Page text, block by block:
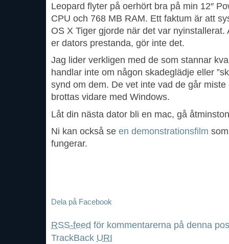
Leopard flyter på oerhört bra på min 12″
CPU och 768 MB RAM. Ett faktum är att
OS X Tiger gjorde när det var
er dators prestanda, gör inte det.
Jag lider verkligen med de som stannar
handlar inte om någon skadeglädje eller
synd om dem. De vet inte vad de går
brottas vidare med Windows.
Låt din nästa dator bli en mac, gå
Ni kan också se en demonstrationsfilm
fungerar.
Dela på Facebook
RSS-feed för kommentarerna på denna
TrackBack URI